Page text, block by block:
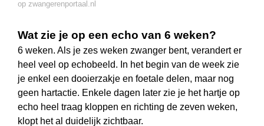
op zwangerenportaal.nl
Wat zie je op een echo van 6 weken?
6 weken. Als je zes weken zwanger bent, verandert er
heel veel op echobeeld. In het begin van de week zie
je enkel een dooierzakje en foetale delen, maar nog
geen hartactie. Enkele dagen later zie je het hartje op
echo heel traag kloppen en richting de zeven weken,
klopt het al duidelijk zichtbaar.